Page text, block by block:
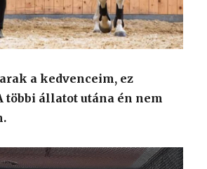
a kedvenceim, ez
többi állatot utána én nem